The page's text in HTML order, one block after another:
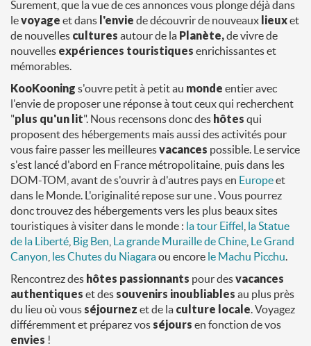
Surement, que la vue de ces annonces vous plonge déjà dans
levoyage et dans l'envie de découvrir de nouveaux lieuxet
de nouvelles cultures autour de la Planète,de vivre de
nouvelles expériences touristiques enrichissantes et
mémorables.
KooKooning s'ouvre petit à petit au monde entier avec
l'envie de proposer une réponse à tout ceux qui recherchent
"plus qu'un lit". Nous recensons donc des hôtes qui
proposent des hébergements mais aussi des activités pour
vous faire passer les meilleuresvacances possible. Le service
s'est lancé d'abord en France métropolitaine, puis dans les
DOM-TOM, avant de s'ouvrir à d'autres pays en Europeet
dans le Monde. L'originalité repose sur une . Vous pourrez
donc trouvez des hébergements vers les plus beaux sites
touristiques à visiter dans le monde : la tour Eiffel la Statue
de la Liberté Big Ben La grande Muraille de Chine Le Grand
Canyon les Chutes du Niagaraou encore le Machu Picchu
Rencontrez des hôtes passionnants pour desvacances
authentiques et des souvenirs inoubliables au plus près
du lieu où vous séjournez et de la culture locale . Voyagez
différemment et préparez vos séjours en fonction de vos
envies !